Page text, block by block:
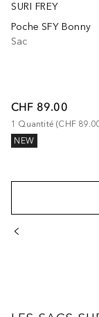
SURI FREY
Poche SFY Bonny
Sac
CHF 89.00
1 Quantité (CHF
NEW